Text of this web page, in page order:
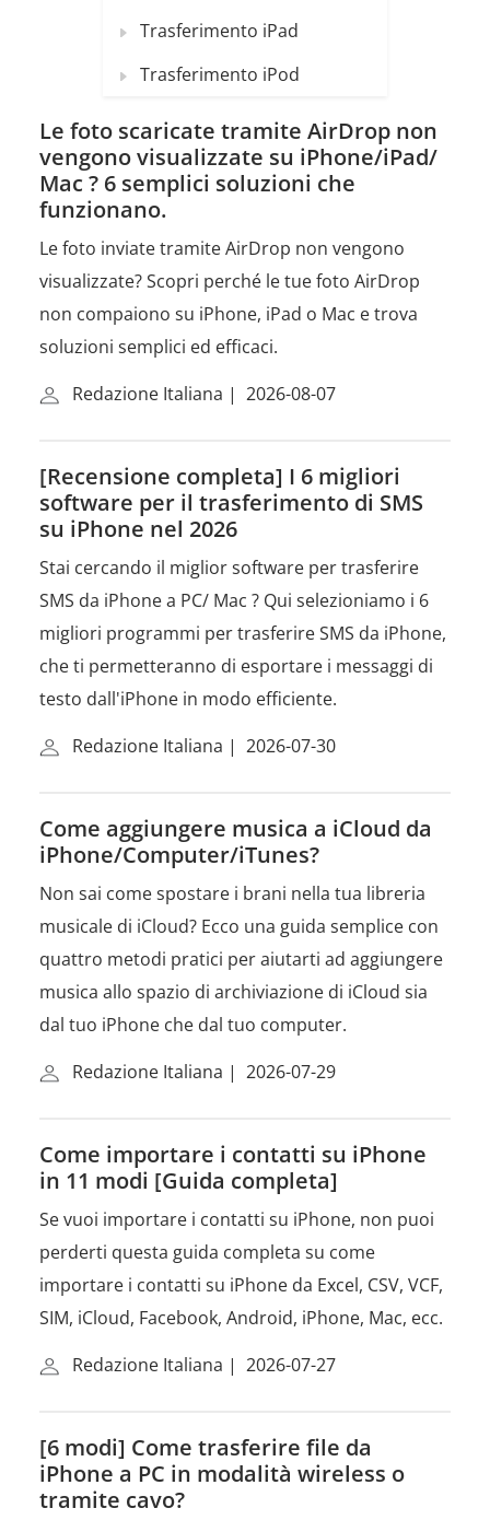
Trasferimento iPad
Trasferimento iPod
Le foto scaricate tramite AirDrop non
vengono visualizzate su iPhone/iPad/
Mac ? 6 semplici soluzioni che
funzionano.
Le foto inviate tramite AirDrop non vengono
visualizzate? Scopri perché le tue foto AirDrop
non compaiono su iPhone, iPad o Mac e trova
soluzioni semplici ed efficaci.
Redazione Italiana | 2026-08-07
[Recensione completa] I 6 migliori
software per il trasferimento di SMS
su iPhone nel 2026
Stai cercando il miglior software per trasferire
SMS da iPhone a PC/ Mac ? Qui selezioniamo i 6
migliori programmi per trasferire SMS da iPhone,
che ti permetteranno di esportare i messaggi di
testo dall'iPhone in modo efficiente.
Redazione Italiana | 2026-07-30
Come aggiungere musica a iCloud da
iPhone/Computer/iTunes?
Non sai come spostare i brani nella tua libreria
musicale di iCloud? Ecco una guida semplice con
quattro metodi pratici per aiutarti ad aggiungere
musica allo spazio di archiviazione di iCloud sia
dal tuo iPhone che dal tuo computer.
Redazione Italiana | 2026-07-29
Come importare i contatti su iPhone
in 11 modi [Guida completa]
Se vuoi importare i contatti su iPhone, non puoi
perderti questa guida completa su come
importare i contatti su iPhone da Excel, CSV, VCF,
SIM, iCloud, Facebook, Android, iPhone, Mac, ecc.
Redazione Italiana | 2026-07-27
[6 modi] Come trasferire file da
iPhone a PC in modalità wireless o
tramite cavo?